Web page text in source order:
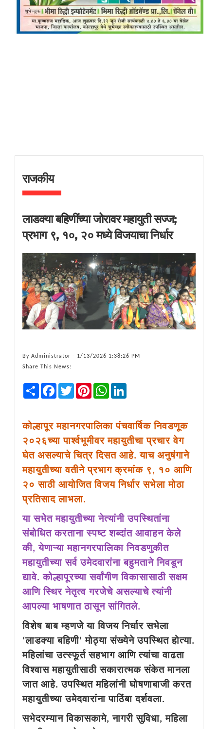
राजकीय
लाडक्या बहिणींच्या जोरावर महायुती सज्ज;
प्रभाग ९, १०, २० मध्ये विजयाचा निर्धार
By Administrator - 1/13/2026 1:38:26 PM
Share This News:
Share FacebookTwitter PinterestWhatsApp
कोल्हापूर महानगरपालिका पंचवार्षिक निवडणूक
२०२६च्या पार्श्वभूमीवर महायुतीचा प्रचार वेग
घेत असल्याचे चित्र दिसत आहे. याच अनुषंगाने
महायुतीच्या वतीने प्रभाग क्रमांक ९, १० आणि
२० साठी आयोजित विजय निर्धार सभेला मोठा
प्रतिसाद लाभला.
या सभेत महायुतीच्या नेत्यांनी उपस्थितांना
संबोधित करताना स्पष्ट शब्दांत आवाहन केले
की, येणाऱ्या महानगरपालिका निवडणुकीत
महायुतीच्या सर्व उमेदवारांना बहुमताने निवडून
द्यावे. कोल्हापूरच्या सर्वांगीण विकासासाठी सक्षम
आणि स्थिर नेतृत्व गरजेचे असल्याचे त्यांनी
आपल्या भाषणात ठासून सांगितले.
विशेष बाब म्हणजे या विजय निर्धार सभेला
‘लाडक्या बहिणी’ मोठ्या संख्येने उपस्थित होत्या.
महिलांचा उत्स्फूर्त सहभाग आणि त्यांचा वाढता
विश्वास महायुतीसाठी सकारात्मक संकेत मानला
जात आहे. उपस्थित महिलांनी घोषणाबाजी करत
महायुतीच्या उमेदवारांना पाठिंबा दर्शवला.
सभेदरम्यान विकासकामे, नागरी सुविधा, महिला